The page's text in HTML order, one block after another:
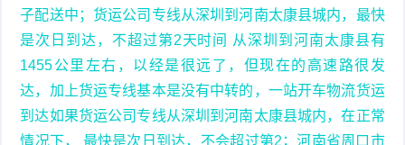
子配送中；货运公司专线从深圳到河南太康县城内，最快
是次日到达，不超过第2天时间 从深圳到河南太康县有
1455公里左右，以经是很远了，但现在的高速路很发
达，加上货运专线基本是没有中转的，一站开车物流货运
到达如果货运公司专线从深圳到河南太康县城内，在正常
情况下， 最快是次日到达，不会超过第2；河南省周口市